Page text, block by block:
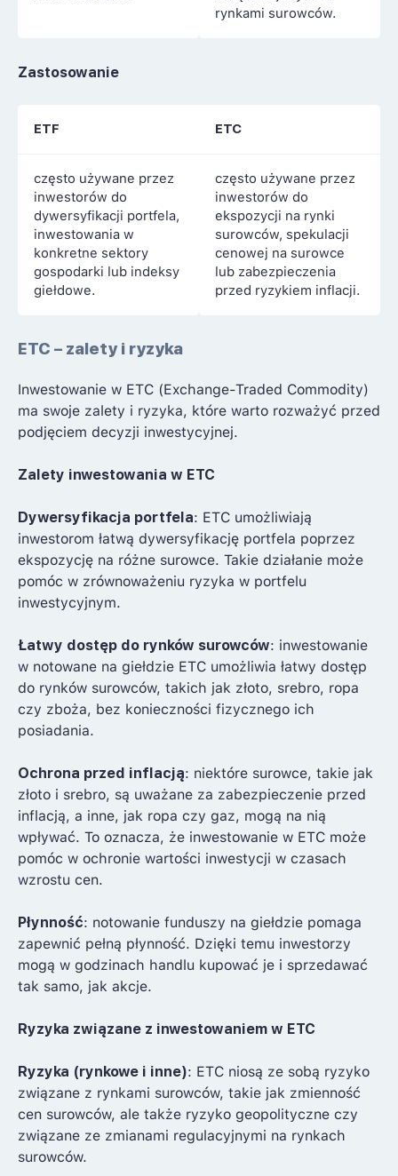
rynkami surowców.
Zastosowanie
ETF ETC
często używane przez
inwestorów do
dywersyfikacji portfela,
inwestowania w
konkretne sektory
gospodarki lub indeksy
giełdowe.
często używane przez
inwestorów do
ekspozycji na rynki
surowców, spekulacji
cenowej na surowce
lub zabezpieczenia
przed ryzykiem inflacji.
ETC – zalety i ryzyka
Inwestowanie w ETC (Exchange-Traded Commodity)
ma swoje zalety i ryzyka, które warto rozważyć przed
podjęciem decyzji inwestycyjnej.
Zalety inwestowania w ETC
Dywersyfikacja portfela: ETC umożliwiają
inwestorom łatwą dywersyfikację portfela poprzez
ekspozycję na różne surowce. Takie działanie może
pomóc w zrównoważeniu ryzyka w portfelu
inwestycyjnym.
Łatwy dostęp do rynków surowców: inwestowanie
w notowane na giełdzie ETC umożliwia łatwy dostęp
do rynków surowców, takich jak złoto, srebro, ropa
czy zboża, bez konieczności fizycznego ich
posiadania.
Ochrona przed inflacją: niektóre surowce, takie jak
złoto i srebro, są uważane za zabezpieczenie przed
inflacją, a inne, jak ropa czy gaz, mogą na nią
wpływać. To oznacza, że inwestowanie w ETC może
pomóc w ochronie wartości inwestycji w czasach
wzrostu cen.
Płynność: notowanie funduszy na giełdzie pomaga
zapewnić pełną płynność. Dzięki temu inwestorzy
mogą w godzinach handlu kupować je i sprzedawać
tak samo, jak akcje.
Ryzyka związane z inwestowaniem w ETC
Ryzyka (rynkowe i inne): ETC niosą ze sobą ryzyko
związane z rynkami surowców, takie jak zmienność
cen surowców, ale także ryzyko geopolityczne czy
związane ze zmianami regulacyjnymi na rynkach
surowców.